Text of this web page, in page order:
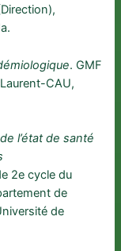
. GMF
CAU,
l’état de santé
2e cycle du
de
de